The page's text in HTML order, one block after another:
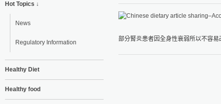
Hot Topics ↓
News
Regulatory Information
Healthy Diet
Healthy food
部分腎炎患者因全身性衰弱所以不容